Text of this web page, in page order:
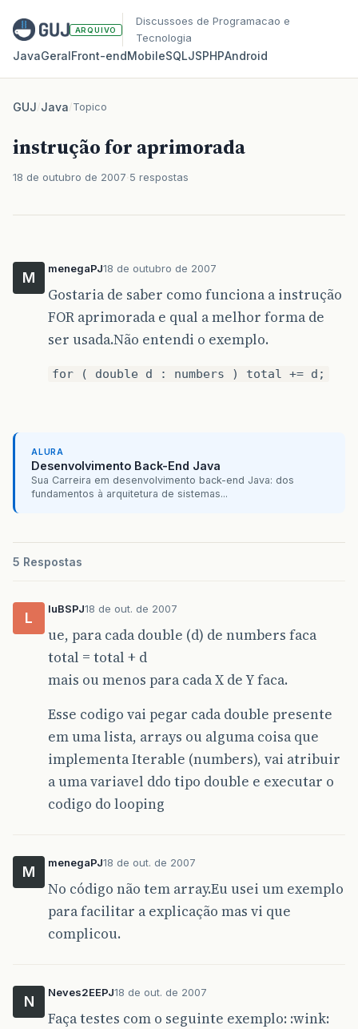
ARQUIVO
Discussoes de Programacao e
Tecnologia
JavaGeralFront‑endMobileSQLJSPHPAndroid
GUJ/Java/Topico
instrução for aprimorada
18 de outubro de 2007 5 respostas
M
menegaPJ18 de outubro de 2007
Gostaria de saber como funciona a instrução
FOR aprimorada e qual a melhor forma de
ser usada.Não entendi o exemplo.
for ( double d : numbers ) total += d;
ALURA
Desenvolvimento Back-End Java
Sua Carreira em desenvolvimento back-end Java: dos
fundamentos à arquitetura de sistemas...
5 Respostas
L
luBSPJ18 de out. de 2007
ue, para cada double (d) de numbers faca
total = total + d
mais ou menos para cada X de Y faca.
Esse codigo vai pegar cada double presente
em uma lista, arrays ou alguma coisa que
implementa Iterable (numbers), vai atribuir
a uma variavel ddo tipo double e executar o
codigo do looping
M
menegaPJ18 de out. de 2007
No código não tem array.Eu usei um exemplo
para facilitar a explicação mas vi que
complicou.
N
Neves2EEPJ18 de out. de 2007
Faça testes com o seguinte exemplo: :wink: